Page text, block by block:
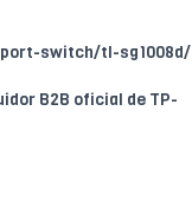
switch/tl-sg1008d/
B2B oficial de TP-